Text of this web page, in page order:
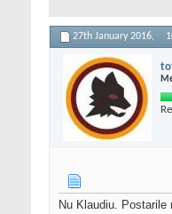
27th January 2016,
Nu Klaudiu.